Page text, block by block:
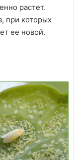
растет.
при которых
ее новой.